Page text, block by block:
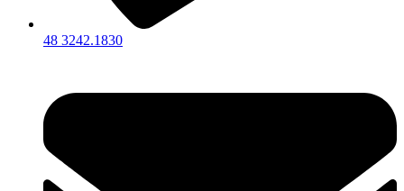
48 3242.1830